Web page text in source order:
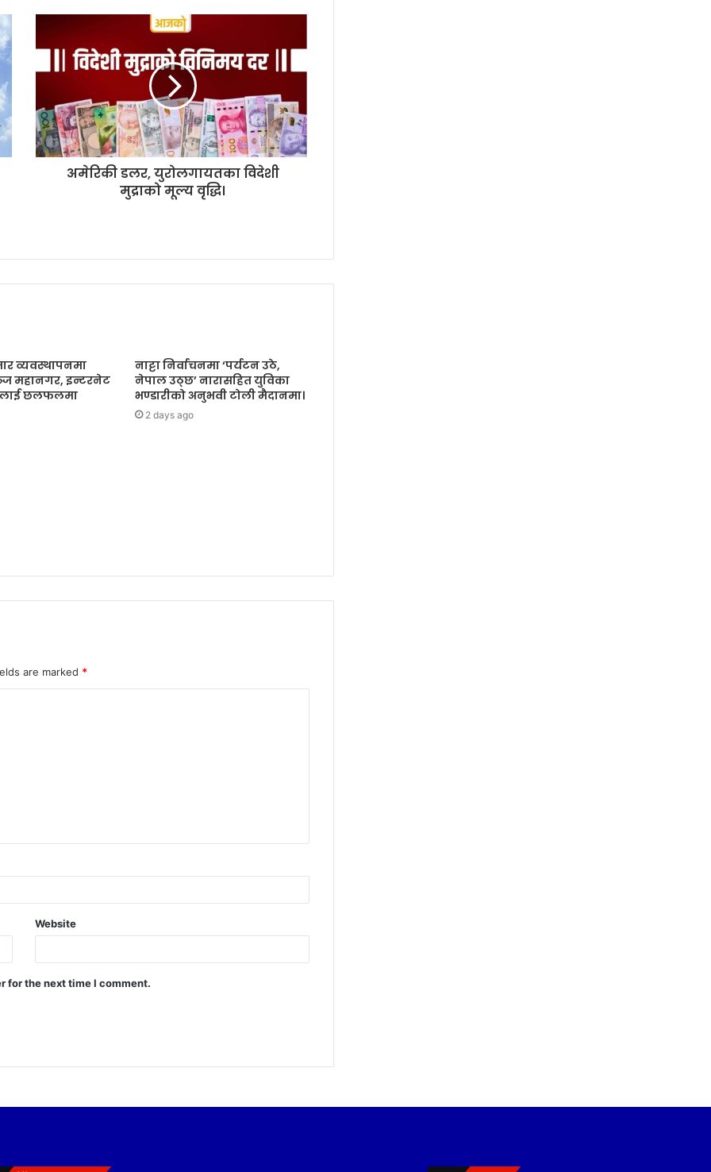
अमेरिकी डलर, युरोलगायतका विदेशी
मुद्राको मूल्य वृद्धि।
व्यवस्थापनमा
महानगर, इन्टरनेट
छलफलमा
नाट्टा निर्वाचनमा ‘पर्यटन उठे,
नेपाल उठ्छ’ नारासहित युविका
भण्डारीको अनुभवी टोली मैदानमा।
2 days ago
are marked *
Website
for the next time I comment.